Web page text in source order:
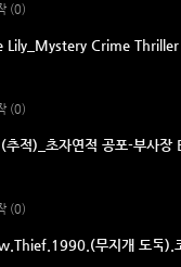
(0)
Lily_Mystery Crime Thriller
(0)
추적)_초자연적 공포-부사장
(0)
무지개 도둑).